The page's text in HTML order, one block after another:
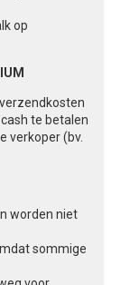
op
te betalen
verkoper (bv.
worden niet
sommige